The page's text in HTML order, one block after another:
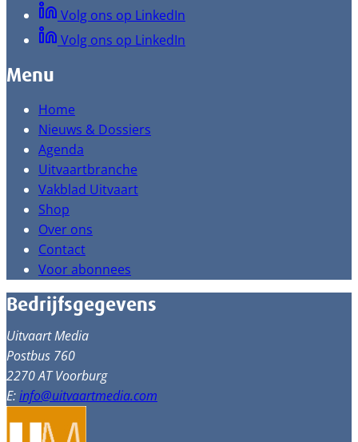
Volg ons op LinkedIn
Volg ons op LinkedIn
Menu
Home
Nieuws & Dossiers
Agenda
Uitvaartbranche
Vakblad Uitvaart
Shop
Over ons
Contact
Voor abonnees
Bedrijfsgegevens
Uitvaart Media
Postbus 760
2270 AT Voorburg
E:info@uitvaartmedia.com